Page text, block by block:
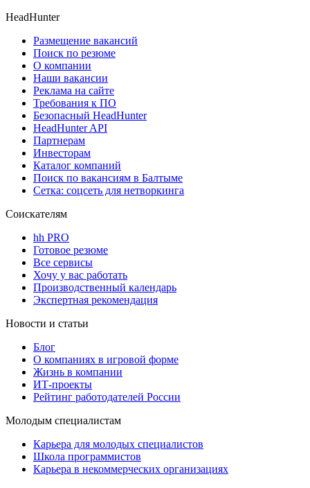
HeadHunter
Размещение вакансий
Поиск по резюме
О компании
Наши вакансии
Реклама на сайте
Требования к ПО
Безопасный HeadHunter
HeadHunter API
Партнерам
Инвесторам
Каталог компаний
Поиск по вакансиям в Балтыме
Сетка: соцсеть для нетворкинга
Соискателям
hh PRO
Готовое резюме
Все сервисы
Хочу у вас работать
Производственный календарь
Экспертная рекомендация
Новости и статьи
Блог
О компаниях в игровой форме
Жизнь в компании
ИТ-проекты
Рейтинг работодателей России
Молодым специалистам
Карьера для молодых специалистов
Школа программистов
Карьера в некоммерческих организациях